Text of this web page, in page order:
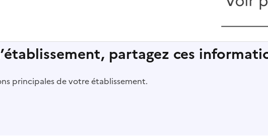
partagez ces
principales de votre établissement.